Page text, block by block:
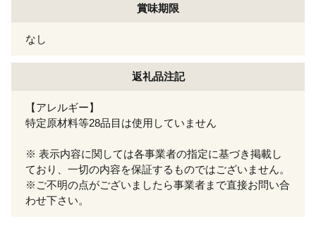
賞味期限
なし
返礼品注記
【アレルギー】
特定原材料等28品目は使用していません
※ 表示内容に関しては各事業者の指定に基づき掲載し
ており、一切の内容を保証するものではございません。
※ご不明の点がございましたら事業者まで直接お問い合
わせ下さい。